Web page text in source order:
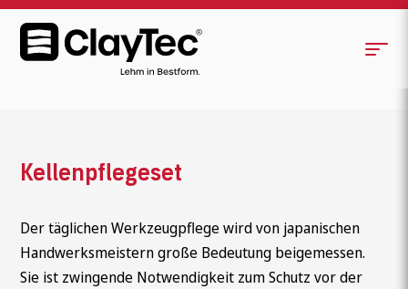
Kellenpflegeset
Der täglichen Werkzeugpflege wird von japanischen
Handwerksmeistern große Bedeutung beigemessen.
Sie ist zwingende Notwendigkeit zum Schutz vor der